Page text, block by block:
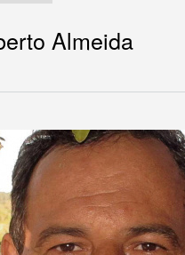
Almeida